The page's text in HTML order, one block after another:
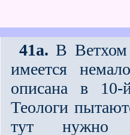
41a. В Ветхом
имеется
описана в 10-
Теологи
тут нужно